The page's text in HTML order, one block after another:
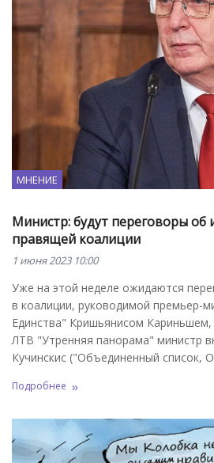
МНЕНИЕ
Министр: будут переговоры об
правящей коалиции
1 июня 2023 10:00
Уже на этой неделе ожидаются
в коалиции, руководимой премьер-
Единства" Кришьянисом
ЛТВ "Утренняя панорама" министр
Кучинскис ("Объединенный список,
Подробнее